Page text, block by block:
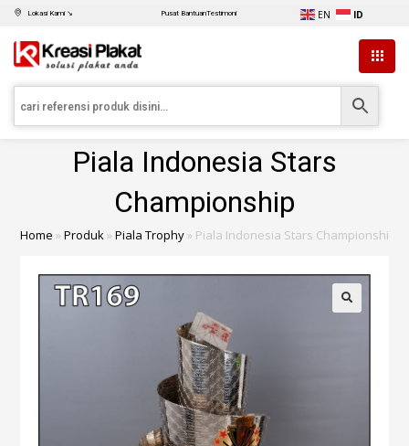
Lokasi Kami ↘ Pusat BantuanTestimoni EN ID
Piala Indonesia Stars
Championship
Home »Produk»Piala Trophy» Piala Indonesia Stars Championship